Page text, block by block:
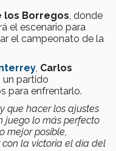
los Borregos , donde
el escenario para
el campeonato de la
Carlos
un partido
para enfrentarlo.
que hacer los ajustes
juego lo más perfecto
mejor posible,
la victoria el día del